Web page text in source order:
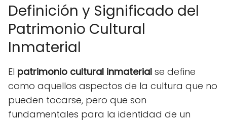
Definición y Significado del
Patrimonio Cultural
Inmaterial
El patrimonio cultural inmaterial se define
como aquellos aspectos de la cultura que no
pueden tocarse, pero que son
fundamentales para la identidad de un